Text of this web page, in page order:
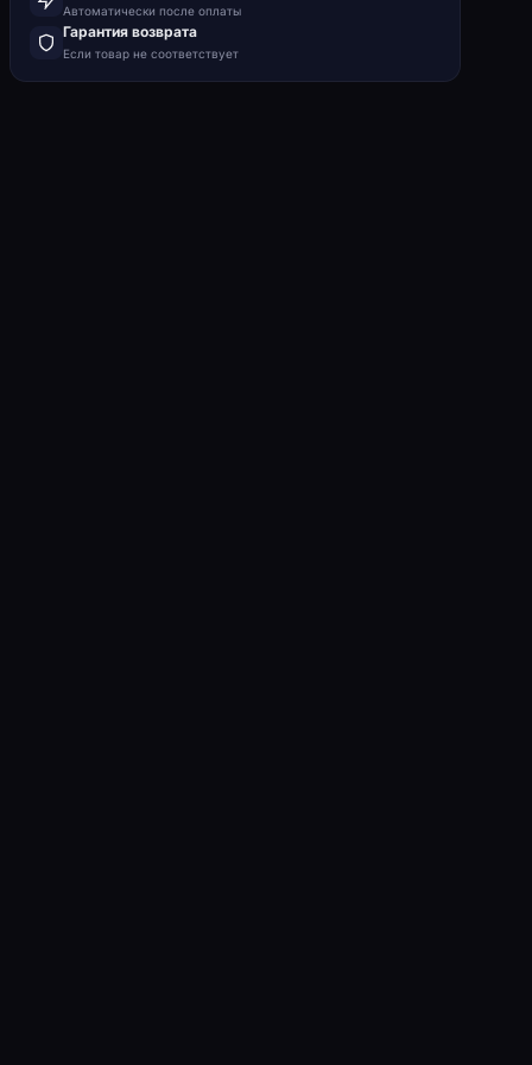
Автоматически после оплаты
Гарантия возврата
Если товар не соответствует